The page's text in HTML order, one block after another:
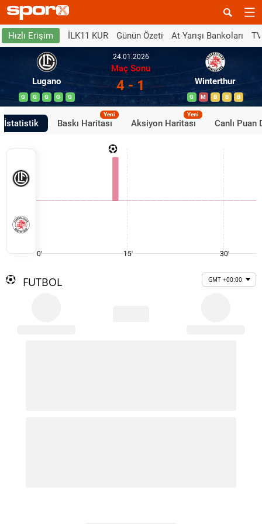
Hızlı Erişim İLK11 KUR Günün Özeti At Yarışı Bankoları
Lugano
G G G G G
24.01.2026
Maç Sonu
4 - 1 Winterthur
G M B B B
İstatistik Baskı Haritası
Yeni
Aksiyon Haritası
Yeni
Canlı Puan
0' 15' 30'
FUTBOL GMT +00:00